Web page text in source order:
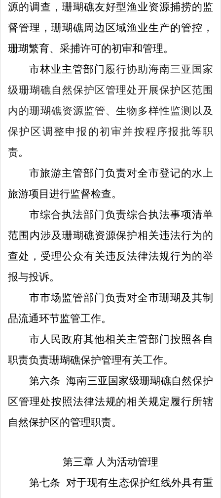
源的调查 ， 珊瑚礁友好型渔业资源捕捞的监
督管理 ， 珊瑚礁周边区域渔业生产的管控，
珊瑚繁育、 采捕许可的初审和管理。
市林业主管部门 履行协助海南三亚国家
级珊瑚礁自然保护区管理处开展保护区范围
内的珊瑚礁资源监管、生物多样性监测以及
保护区调整申报的初审并按程序报批等职
责。
市旅游主管部门负责对全市登记的水上
旅游项目进行监督检查。
市综合执法部门负责综合执法事项清单
范围内涉及珊瑚礁资源保护相关违法行为的
查处，受理公众有关违反法律法规行为的举
报与投诉。
市市场监管部门负责对全市珊瑚及其制
品流通环节监管工作。
市人民政府其他相关主管部门按照各自
职责负责珊瑚礁保护管理有关工作。
第六条 海南三亚国家级珊瑚礁自然保护
区管理处按照法律法规的相关规定履行所辖
自然保护区的管理职责。
第三章 人为活动管理
第七条 对于现有生态保护红线外具有重